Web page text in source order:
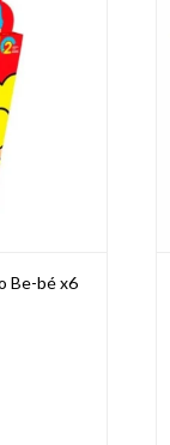
Be-bé x6